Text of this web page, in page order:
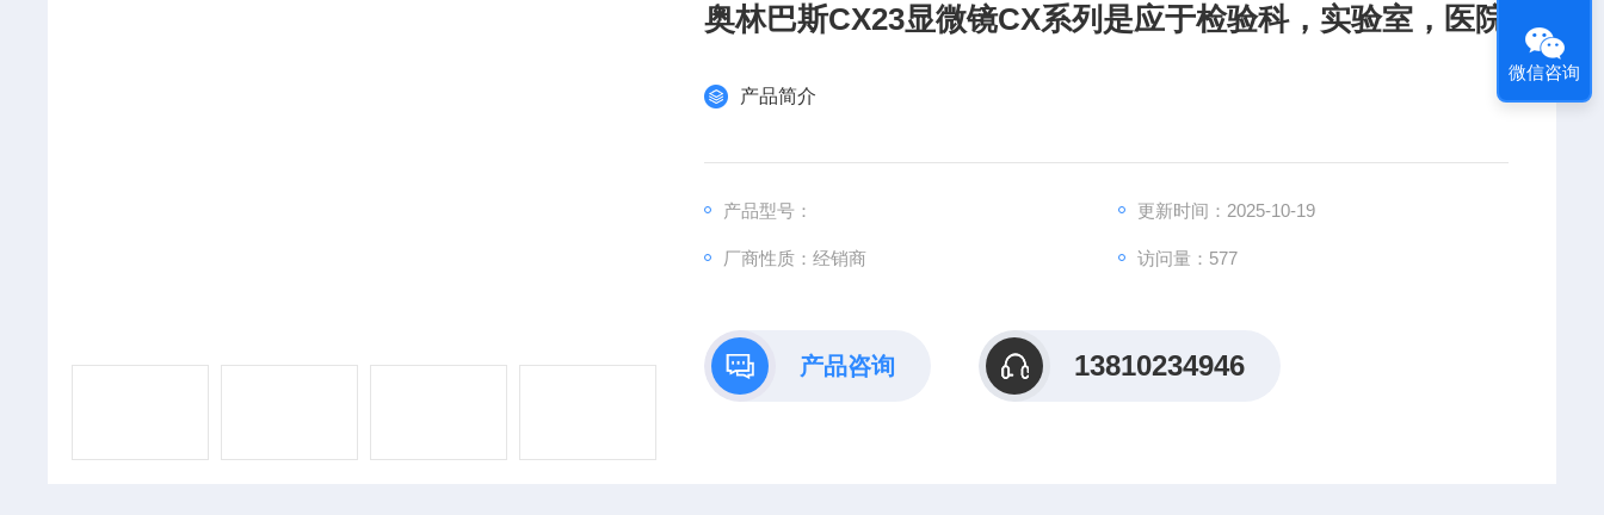
奥林巴斯CX23显微镜CX系列是应于检验科，实验室，医院
产品简介
产品型号： 更新时间：2025-10-19
厂商性质：经销商 访问量：577
产品咨询 13810234946
微信咨询